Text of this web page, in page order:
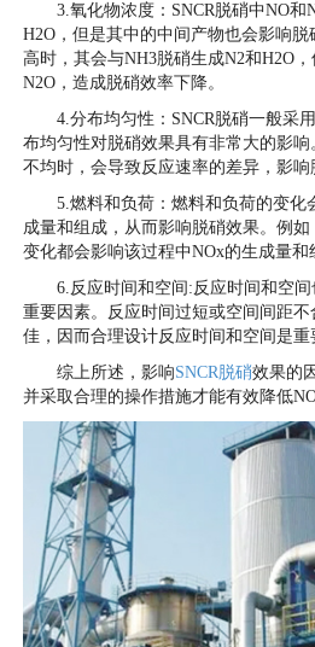
3.氧化物浓度：SNCR脱硝中NO和
H2O，但是其中的中间产物也会影响
高时，其会与NH3脱硝生成N2和H2O
N2O，造成脱硝效率下降。
4.分布均匀性：SNCR脱硝一般采
布均匀性对脱硝效果具有非常大的影
不均时，会导致反应速率的差异，影响
5.燃料和负荷：燃料和负荷的变化
成量和组成，从而影响脱硝效果。例
变化都会影响该过程中NOx的生成量和
6.反应时间和空间:反应时间和空
重要因素。反应时间过短或空间间距
佳，因而合理设计反应时间和空间是重
综上所述，影响SNCR脱硝效果的
并采取合理的操作措施才能有效降低